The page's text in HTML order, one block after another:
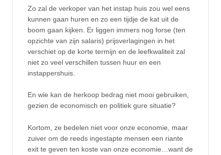
Zo zal de verkoper van het instap huis zou wel eens
kunnen gaan huren en zo een tijdje de kat uit de
boom gaan kijken. Er liggen immers nog forse (ten
opzichte van zijn salaris) prijsverlagingen in het
verschiet op de korte termijn en de leefkwaliteit zal
niet zo veel verschillen tussen huur en een
instappershuis.
En wie kan de herkoop bedrag niet mooi gebruiken,
gezien de economisch en politiek gure situatie?
Kortom, ze bedelen niet voor onze economie, maar
zuiver om de reeds ingestapte mensen een riante
exit te geven ten koste van onze economie…want de